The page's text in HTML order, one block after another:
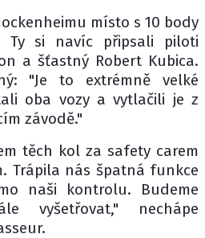
místo s 10 body
Ty si navíc připsali piloti
a šťastný Robert Kubica.
"Je to extrémně velké
oba vozy a vytlačili je z
závodě."
těch kol za safety carem
Trápila nás špatná funkce
naši kontrolu. Budeme
vyšetřovat," nechápe